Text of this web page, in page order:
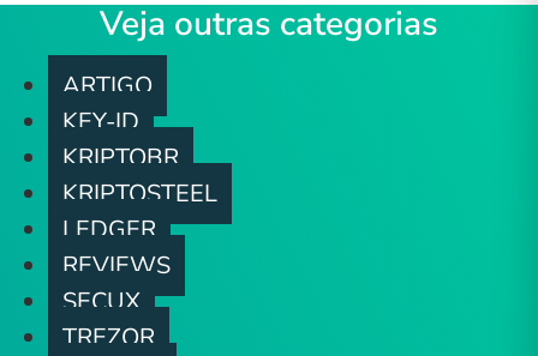
As
opções
podem
escolhidas
na
página
do
Veja outras categorias
ARTIGO
KEY-ID
KRIPTOBR
KRIPTOSTEEL
LEDGER
REVIEWS
SECUX
TREZOR